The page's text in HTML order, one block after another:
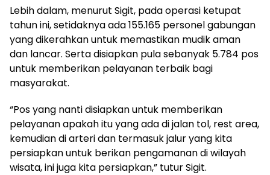
Lebih dalam, menurut Sigit, pada operasi ketupat
tahun ini, setidaknya ada 155.165 personel gabungan
yang dikerahkan untuk memastikan mudik aman
dan lancar. Serta disiapkan pula sebanyak 5.784 pos
untuk memberikan pelayanan terbaik bagi
masyarakat.
“Pos yang nanti disiapkan untuk memberikan
pelayanan apakah itu yang ada di jalan tol, rest area,
kemudian di arteri dan termasuk jalur yang kita
persiapkan untuk berikan pengamanan di wilayah
wisata, ini juga kita persiapkan,” tutur Sigit.